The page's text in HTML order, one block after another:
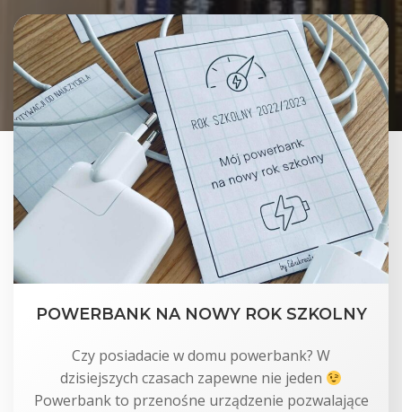
POWERBANK NA NOWY ROK SZKOLNY
Czy posiadacie w domu powerbank? W
dzisiejszych czasach zapewne nie jeden
Powerbank to przenośne urządzenie pozwalające